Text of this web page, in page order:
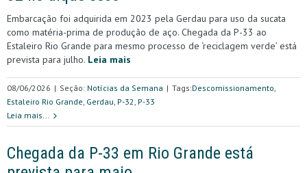
Embarcação foi adquirida em 2023 pela Gerdau para uso da sucata
como matéria-prima de produção de aço. Chegada da P-33 ao
Estaleiro Rio Grande para mesmo processo de ‘reciclagem verde’ está
prevista para julho. Leia mais
08/06/2026 | Seção: Notícias da Semana | Tags:Descomissionamento,
Estaleiro Rio Grande, Gerdau, P-32, P-33
Leia mais...
Chegada da P-33 em Rio Grande está